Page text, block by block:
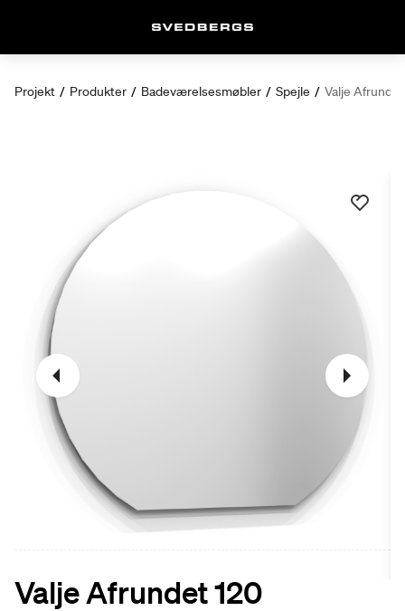
Projekt / Produkter / Badeværelsesmøbler / Spejle / Valje
Valje Afrundet 120